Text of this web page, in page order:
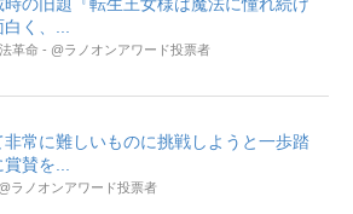
の旧題『転生王女様は魔法に憧れ続け
白く、...
革命 - @ラノオンアワード投票者
常に難しいものに挑戦しようと一歩踏
賛を...
ラノオンアワード投票者